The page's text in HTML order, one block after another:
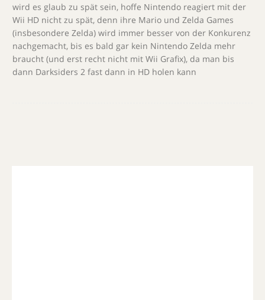
wird es glaub zu spät sein, hoffe Nintendo reagiert mit der
Wii HD nicht zu spät, denn ihre Mario und Zelda Games
(insbesondere Zelda) wird immer besser von der Konkurenz
nachgemacht, bis es bald gar kein Nintendo Zelda mehr
braucht (und erst recht nicht mit Wii Grafix), da man bis
dann Darksiders 2 fast dann in HD holen kann